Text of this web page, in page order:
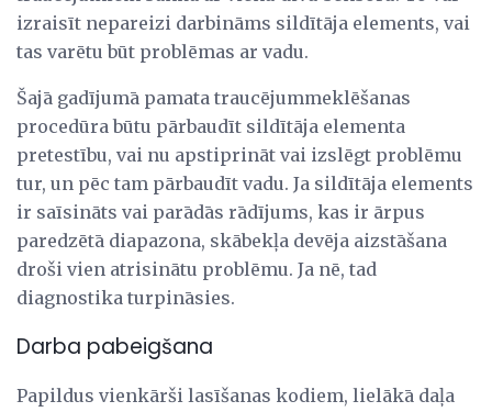
izraisīt nepareizi darbināms sildītāja elements, vai
tas varētu būt problēmas ar vadu.
Šajā gadījumā pamata traucējummeklēšanas
procedūra būtu pārbaudīt sildītāja elementa
pretestību, vai nu apstiprināt vai izslēgt problēmu
tur, un pēc tam pārbaudīt vadu. Ja sildītāja elements
ir saīsināts vai parādās rādījums, kas ir ārpus
paredzētā diapazona, skābekļa devēja aizstāšana
droši vien atrisinātu problēmu. Ja nē, tad
diagnostika turpināsies.
Darba pabeigšana
Papildus vienkārši lasīšanas kodiem, lielākā daļa